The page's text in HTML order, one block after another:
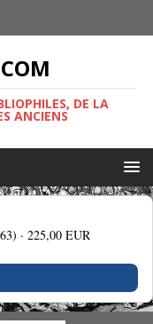
DE LA
ANCIENS
·225,00 EUR